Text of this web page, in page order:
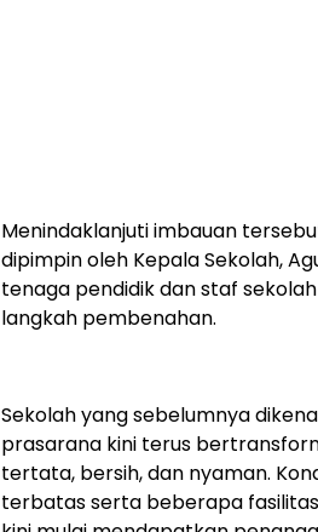
Menindaklanjuti imbauan
dipimpin oleh Kepala Sekolah,
tenaga pendidik dan staf
langkah pembenahan.
Sekolah yang sebelumnya
prasarana kini terus
tertata, bersih, dan nyaman.
terbatas serta beberapa